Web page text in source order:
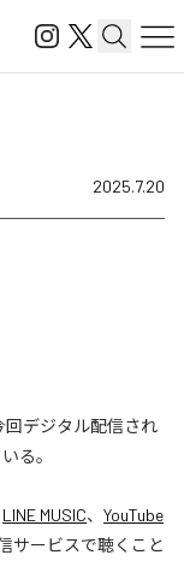
2025.7.20
回デジタル配信され
る。
LINE MUSIC、 YouTube
サービスで聴くこと